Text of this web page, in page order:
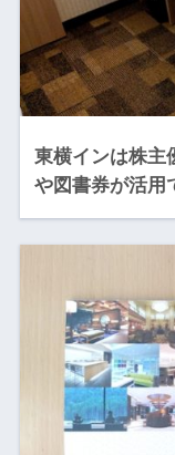
東横インは株主
や図書券が活用